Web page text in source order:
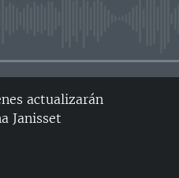
actualizarán
Janisset